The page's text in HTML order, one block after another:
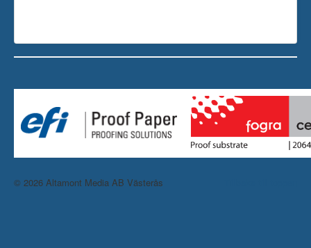
© 2026 Altamont Media AB Västerås